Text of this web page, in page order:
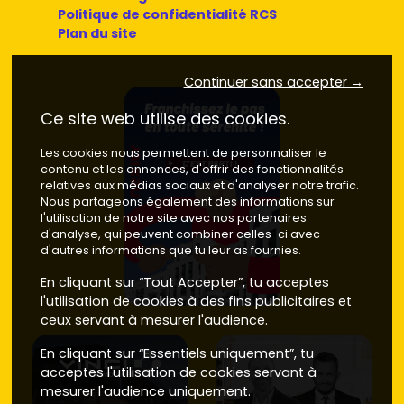
extérieursgénéreux (loggias, terrasses plein ciel) et des
stationnementsen sous-sol, très recherchés à la
revente.
Neuf ou ancien à Brignais : prix, énergie
et localisation
Prix d'achat
Neuf: la plupart des programmes à Brignais se situent
entre4 600 et 6 200 €/m²selon le secteur, les prestations
et la présence d'extérieurs.Frais de notaireréduits
d'environ2 à 3 %, pas de gros travaux à prévoir.
Ancien
: compte généralement entre
3 400 et 4 800
€/m²selon l'état et l'adresse (les biens rénovés et bien
situés se vendent plus cher). Anticipe desfrais de
notaireautour de7 à 8 % et, souvent, des budgets
rénovation.
Performances énergétiques
Politique de confidentialité RCS
Plan du site
Continuer sans accepter →
Ce site web utilise des cookies.
Les cookies nous permettent de personnaliser le
contenu et les annonces, d'offrir des fonctionnalités
relatives aux médias sociaux et d'analyser notre trafic.
Nous partageons également des informations sur
l'utilisation de notre site avec nos partenaires
d'analyse, qui peuvent combiner celles-ci avec
d'autres informations que tu leur as fournies.
En cliquant sur “Tout Accepter”, tu acceptes
l'utilisation de cookies à des fins publicitaires et
ceux servant à mesurer l'audience.
En cliquant sur “Essentiels uniquement”, tu
acceptes l'utilisation de cookies servant à
mesurer l'audience uniquement.